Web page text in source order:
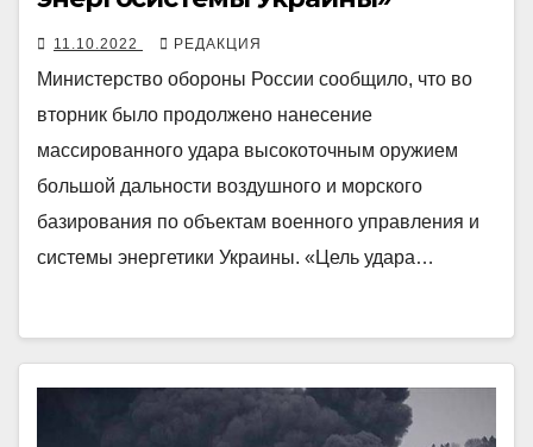
11.10.2022 РЕДАКЦИЯ
Министерство обороны России сообщило, что во
вторник было продолжено нанесение
массированного удара высокоточным оружием
большой дальности воздушного и морского
базирования по объектам военного управления и
системы энергетики Украины. «Цель удара…